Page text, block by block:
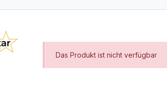
Das Produkt ist nicht verfügbar